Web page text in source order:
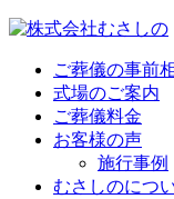
ご葬儀の事前
式場のご案内
ご葬儀料金
お客様の声
施行事例
むさしのにつ